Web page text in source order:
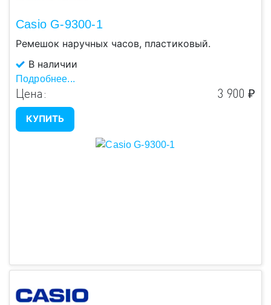
Casio G-9300-1
Ремешок наручных часов, пластиковый.
В наличии
Подробнее...
Цена: 3 900 ₽
КУПИТЬ